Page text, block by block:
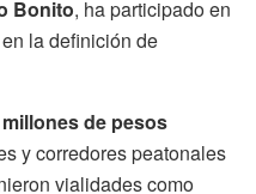
Bonito, ha participado en
la definición de
millones de pesos
y corredores peatonales
vialidades como